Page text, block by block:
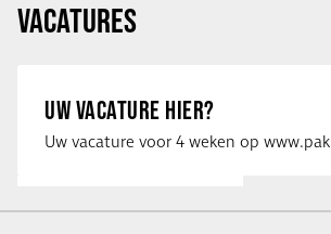
VACATURES
UW VACATURE HIER?